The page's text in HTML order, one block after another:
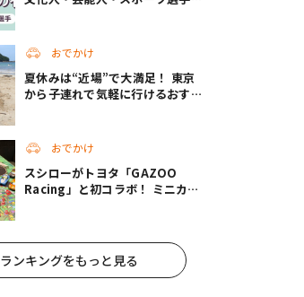
おでかけ
夏休みは“近場”で大満足！ 東京
から子連れで気軽に行けるおすす
おでかけ
スシローがトヨタ「GAZOO
Racing」と初コラボ！ ミニカー
ランキングをもっと見る